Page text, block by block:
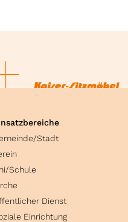
Stadt
Schule
Dienst
Einrichtung